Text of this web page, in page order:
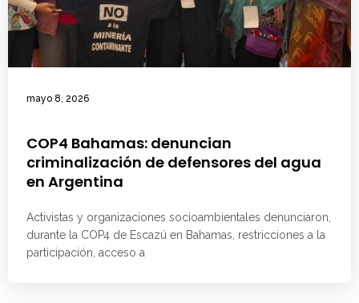
mayo 8, 2026
COP4 Bahamas: denuncian
criminalización de defensores del agua
en Argentina
Activistas y organizaciones socioambientales denunciaron,
durante la COP4 de Escazú en Bahamas, restricciones a la
participación, acceso a